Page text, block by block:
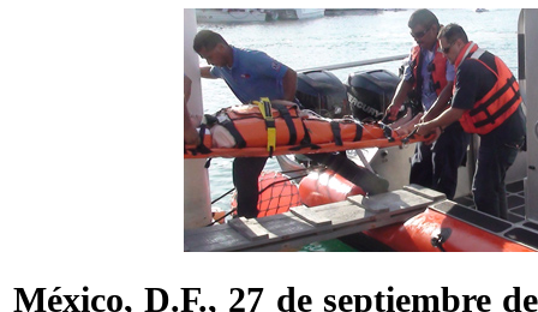
México, D.F., 27 de septiembre